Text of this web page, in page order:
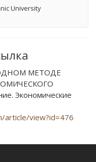
University
ОДНОМ МЕТОДЕ
Экономические
article/view?id=476